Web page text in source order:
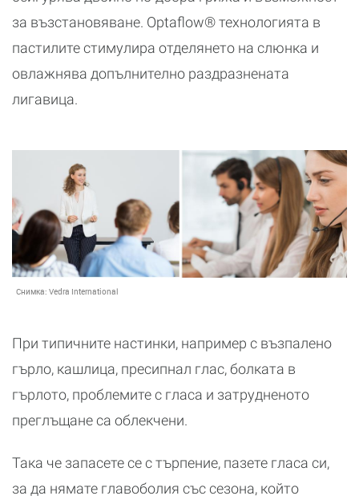
за възстановяване. Optaflow® технологията в
пастилите стимулира отделянето на слюнка и
овлажнява допълнително раздразнената
лигавица.
Снимка: Vedra International
При типичните настинки, например с възпалено
гърло, кашлица, пресипнал глас, болката в
гърлото, проблемите с гласа и затрудненото
преглъщане са облекчени.
Така че запасете се с търпение, пазете гласа си,
за да нямате главоболия със сезона, който